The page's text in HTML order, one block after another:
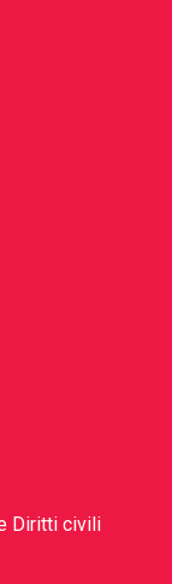
Diritti civili